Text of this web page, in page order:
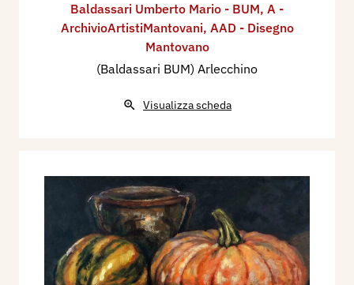
Baldassari Umberto Mario - BUM, A -
ArchivioArtistiMantovani, AAD - Disegno
Mantovano
(Baldassari BUM) Arlecchino
Visualizza scheda